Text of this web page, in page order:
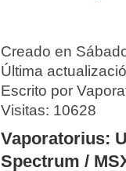
a un PC
Nueva política
de periféricos
dos archivos
Creado en
Última
Escrito por
Visitas: 10628
Vaporatorius:
Spectrum /